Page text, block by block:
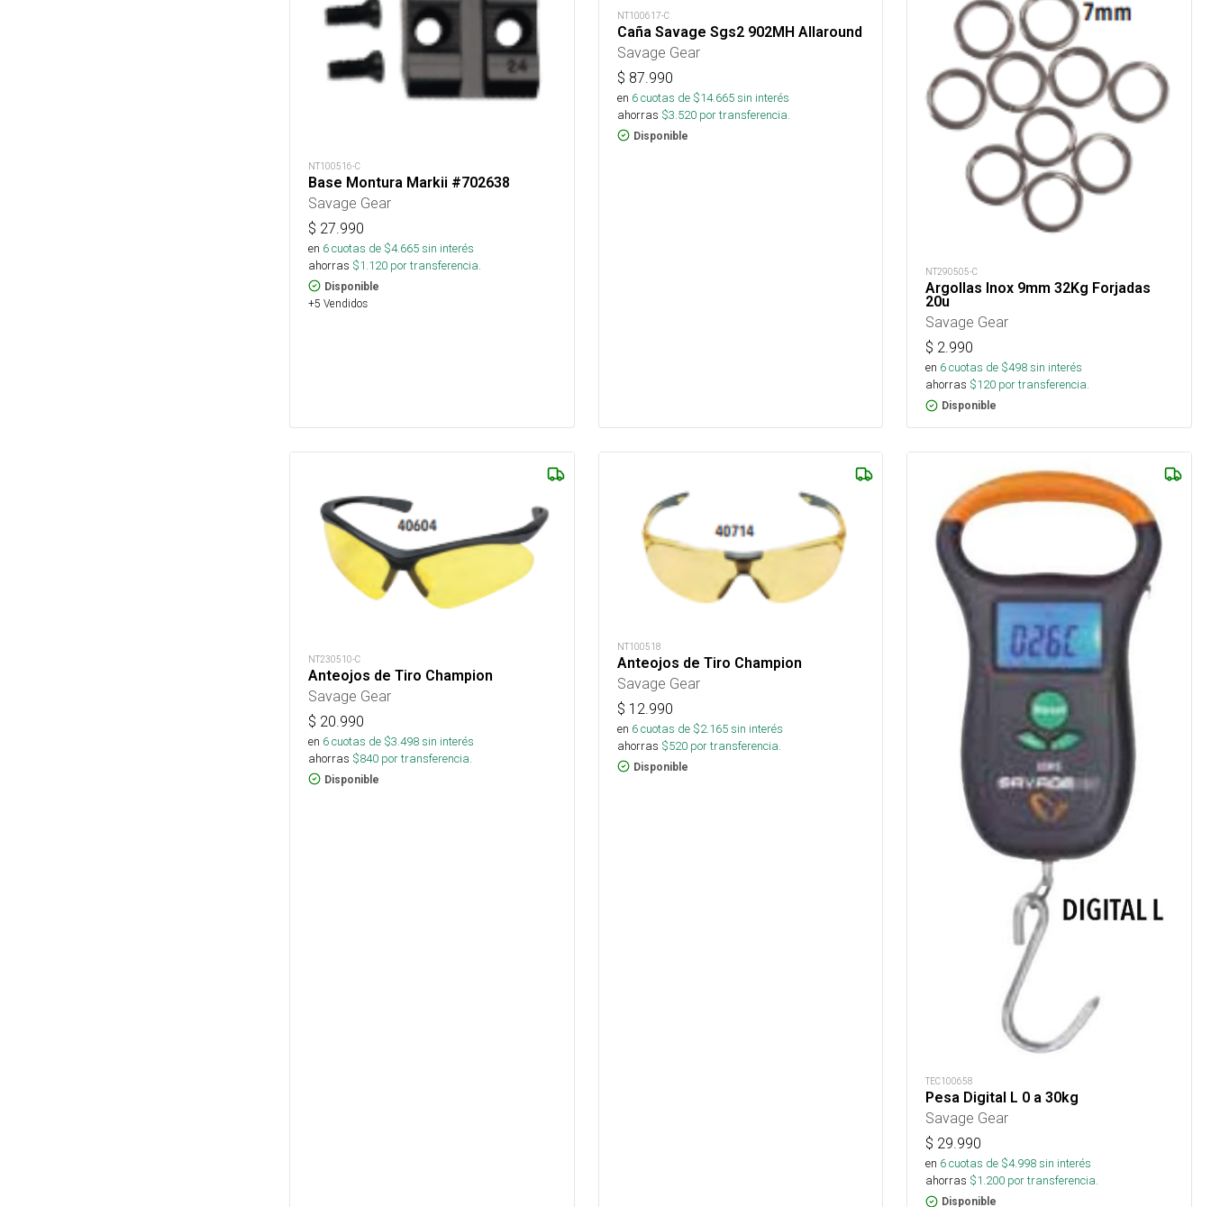
NT100516-C
Base Montura Markii #702638
Savage Gear
$ 27.990
en 6cuotas de $4.665sin interés
ahorras $1.120 por transferencia.
Disponible
+5 Vendidos
NT100617-C
Caña Savage Sgs2 902MH Allaround
Savage Gear
$ 87.990
en 6cuotas de $14.665sin interés
ahorras $3.520por transferencia.
Disponible
NT290505-C
Argollas Inox 9mm 32Kg Forjadas
20u
Savage Gear
$ 2.990
en 6cuotas de $498sin interés
ahorras $120 por transferencia.
Disponible
NT230510-C
Anteojos de Tiro Champion
Savage Gear
$ 20.990
en 6cuotas de $3.498sin interés
ahorras $840 por transferencia.
Disponible
NT100518
Anteojos de Tiro Champion
Savage Gear
$ 12.990
en 6cuotas de $2.165sin interés
ahorras $520por transferencia.
Disponible
TEC100658
Pesa Digital L 0 a 30kg
Savage Gear
$ 29.990
en 6cuotas de $4.998sin interés
ahorras $1.200 por transferencia.
Disponible